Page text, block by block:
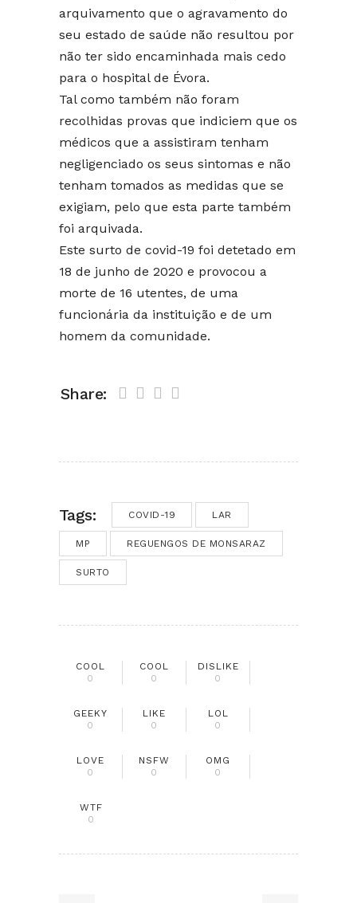
arquivamento que o agravamento do
seu estado de saúde não resultou por
não ter sido encaminhada mais cedo
para o hospital de Évora.
Tal como também não foram
recolhidas provas que indiciem que os
médicos que a assistiram tenham
negligenciado os seus sintomas e não
tenham tomados as medidas que se
exigiam, pelo que esta parte também
foi arquivada.
Este surto de covid-19 foi detetado em
18 de junho de 2020 e provocou a
morte de 16 utentes, de uma
funcionária da instituição e de um
homem da comunidade.
Share:
Tags: COVID-19 LAR
MP REGUENGOS DE MONSARAZ
SURTO
COOL
0
COOL
0
DISLIKE
0
GEEKY
0
LIKE
0
LOL
0
LOVE
0
NSFW
0
OMG
0
WTF
0